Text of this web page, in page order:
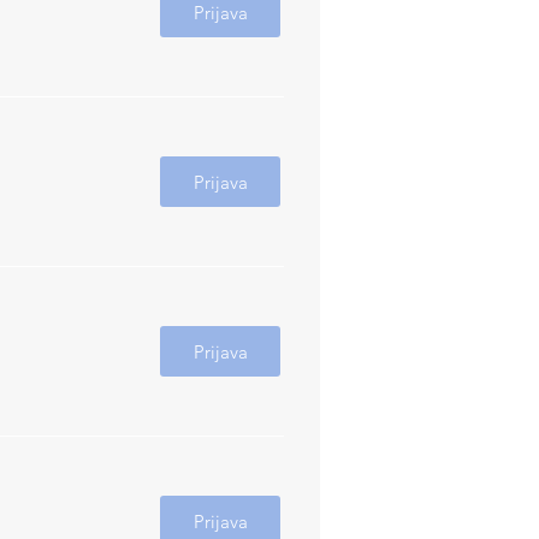
Prijava
Prijava
Prijava
Prijava